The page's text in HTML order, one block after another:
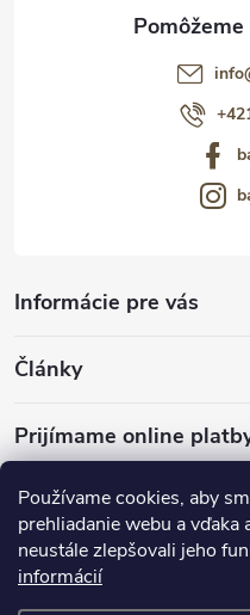
Používame cookies, aby
prehliadanie webu a vďaka
neustále zlepšovali jeho
informácií
Informácie pre vás
Články
Prijímame online
info